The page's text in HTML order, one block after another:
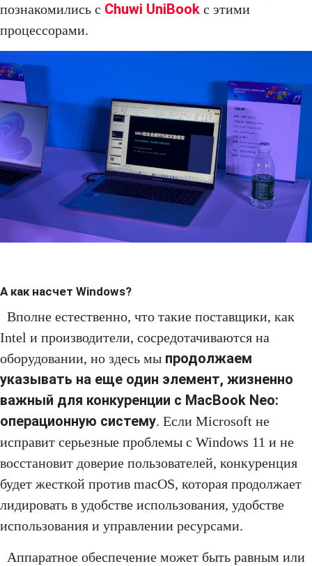
познакомились с Chuwi UniBook с этими
процессорами.
А как насчет Windows?
Вполне естественно, что такие поставщики, как
Intel и производители, сосредотачиваются на
оборудовании, но здесь мы продолжаем
указывать на еще один элемент, жизненно
важный для конкуренции с MacBook Neo:
операционную систему. Если Microsoft не
исправит серьезные проблемы с Windows 11 и не
восстановит доверие пользователей, конкуренция
будет жесткой против macOS, которая продолжает
лидировать в удобстве использования, удобстве
использования и управлении ресурсами.
Аппаратное обеспечение может быть равным или